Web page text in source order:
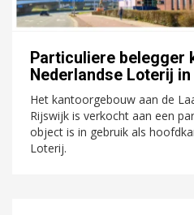
Particuliere belegger
Nederlandse Loterij
Het kantoorgebouw aan de
Rijswijk is verkocht aan een
object is in gebruik als
Loterij.